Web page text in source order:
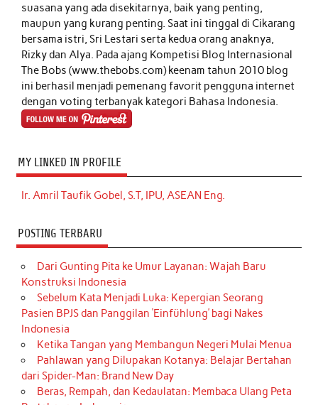
suasana yang ada disekitarnya, baik yang penting,
maupun yang kurang penting. Saat ini tinggal di Cikarang
bersama istri, Sri Lestari serta kedua orang anaknya,
Rizky dan Alya. Pada ajang Kompetisi Blog Internasional
The Bobs (www.thebobs.com) keenam tahun 2010 blog
ini berhasil menjadi pemenang favorit pengguna internet
dengan voting terbanyak kategori Bahasa Indonesia.
MY LINKED IN PROFILE
Ir. Amril Taufik Gobel, S.T, IPU, ASEAN Eng.
POSTING TERBARU
Dari Gunting Pita ke Umur Layanan: Wajah Baru
Konstruksi Indonesia
Sebelum Kata Menjadi Luka: Kepergian Seorang
Pasien BPJS dan Panggilan ‘Einfühlung’ bagi Nakes
Indonesia
Ketika Tangan yang Membangun Negeri Mulai Menua
Pahlawan yang Dilupakan Kotanya: Belajar Bertahan
dari Spider-Man: Brand New Day
Beras, Rempah, dan Kedaulatan: Membaca Ulang Peta